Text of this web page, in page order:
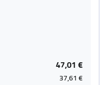
47,01 €
37,61 €